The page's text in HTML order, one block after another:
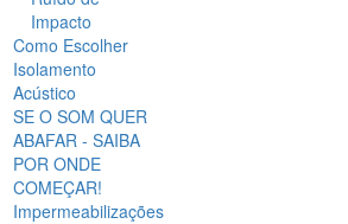
Impacto
Como Escolher
Isolamento
Acústico
SE O SOM QUER
ABAFAR - SAIBA
POR ONDE
COMEÇAR!
Impermeabilizações